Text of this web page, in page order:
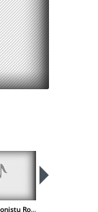
Saruna ar komponistu Rodionu Ščedrinu - 2. daļa